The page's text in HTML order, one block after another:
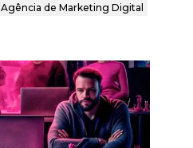
Agência de Marketing Digital